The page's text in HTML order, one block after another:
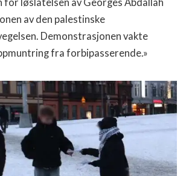
løslatelsen av Georges Abdallah
av den palestinske
Demonstrasjonen vakte
fra forbipasserende.»